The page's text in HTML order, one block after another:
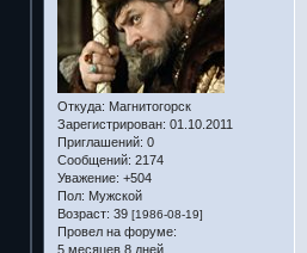
Откуда: Магнитогорск
Зарегистрирован: 01.10.2011
Приглашений: 0
Сообщений: 2174
Уважение: +504
Пол: Мужской
Возраст: 39 [1986-08-19]
Провел на форуме:
5 месяцев 8 дней